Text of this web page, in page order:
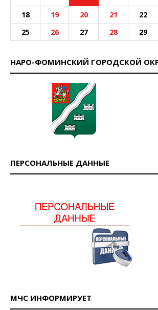
18
19 20 21 22
25
26 27 28 29
НАРО-ФОМИНСКИЙ ГОРОДСКОЙ
ПЕРСОНАЛЬНЫЕ ДАННЫЕ
МЧС ИНФОРМИРУЕТ